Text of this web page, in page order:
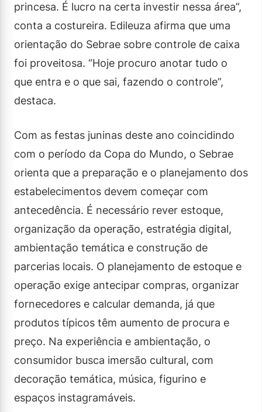
princesa. É lucro na certa investir nessa área”,
conta a costureira. Edileuza afirma que uma
orientação do Sebrae sobre controle de caixa
foi proveitosa. “Hoje procuro anotar tudo o
que entra e o que sai, fazendo o controle”,
destaca.
Com as festas juninas deste ano coincidindo
com o período da Copa do Mundo, o Sebrae
orienta que a preparação e o planejamento dos
estabelecimentos devem começar com
antecedência. É necessário rever estoque,
organização da operação, estratégia digital,
ambientação temática e construção de
parcerias locais. O planejamento de estoque e
operação exige antecipar compras, organizar
fornecedores e calcular demanda, já que
produtos típicos têm aumento de procura e
preço. Na experiência e ambientação, o
consumidor busca imersão cultural, com
decoração temática, música, figurino e
espaços instagramáveis.